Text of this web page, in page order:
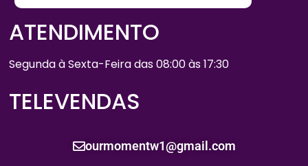
ATENDIMENTO
Segunda à Sexta-Feira das 08:00 às 17:30
TELEVENDAS
ourmomentw1@gmail.com